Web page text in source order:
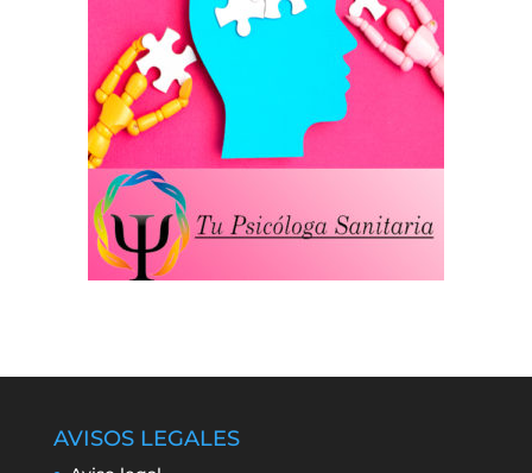
AVISOS LEGALES